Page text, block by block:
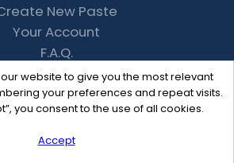
website to give you the most relevant
your preferences and repeat visits.
you consent to the use of all cookies.
Accept
New Paste
Your Account
F.A.Q.
Recent
Contact